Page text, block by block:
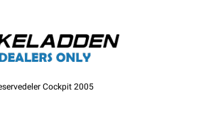
Cockpit 2005